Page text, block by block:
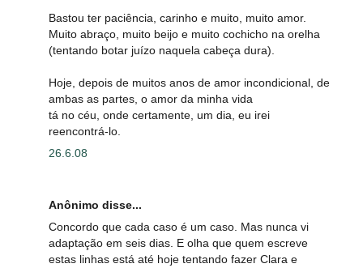
Bastou ter paciência, carinho e muito, muito amor.
Muito abraço, muito beijo e muito cochicho na orelha
(tentando botar juízo naquela cabeça dura).
Hoje, depois de muitos anos de amor incondicional, de
ambas as partes, o amor da minha vida
tá no céu, onde certamente, um dia, eu irei
reencontrá-lo.
26.6.08
Anônimo disse...
Concordo que cada caso é um caso. Mas nunca vi
adaptação em seis dias. E olha que quem escreve
estas linhas está até hoje tentando fazer Clara e